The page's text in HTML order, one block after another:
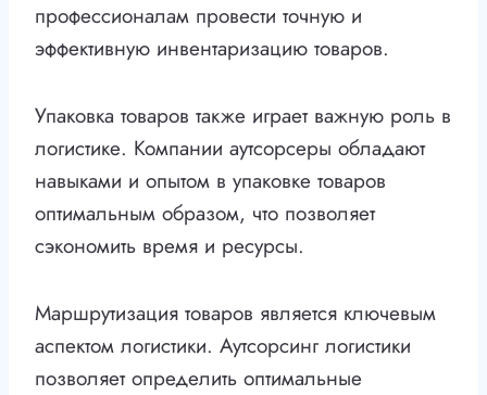
профессионалам провести точную и
эффективную инвентаризацию товаров.
Упаковка товаров также играет важную роль в
логистике. Компании аутсорсеры обладают
навыками и опытом в упаковке товаров
оптимальным образом, что позволяет
сэкономить время и ресурсы.
Маршрутизация товаров является ключевым
аспектом логистики. Аутсорсинг логистики
позволяет определить оптимальные